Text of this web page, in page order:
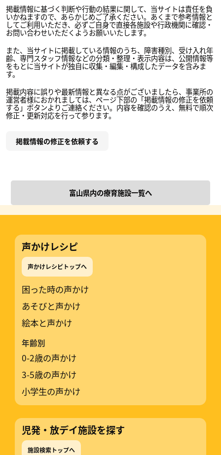
掲載情報に基づく判断や行動の結果に関して、当サイトは責任を負
いかねますので、あらかじめご了承ください。あくまで参考情報と
してご利用いただき、必ずご自身で直接各施設や行政機関に確認・
お問い合わせいただくようお願いいたします。
また、当サイトに掲載している情報のうち、障害種別、受け入れ年
齢、専門スタッフ情報などの分類・整理・表示内容は、公開情報等
をもとに当サイトが独自に収集・編集・構成したデータを含みま
す。
掲載内容に誤りや最新情報と異なる点がございましたら、事業所の
運営者様におかれましては、ページ下部の「掲載情報の修正を依頼
する」ボタンよりご連絡ください。内容を確認のうえ、無料で順次
修正・更新対応を行って参ります。
掲載情報の修正を依頼する
富山県内の療育施設一覧へ
声かけレシピ
声かけレシピトップへ
困った時の声かけ
あそびと声かけ
絵本と声かけ
年齢別
0-2歳の声かけ
3-5歳の声かけ
小学生の声かけ
児発・放デイ施設を探す
施設検索トップへ